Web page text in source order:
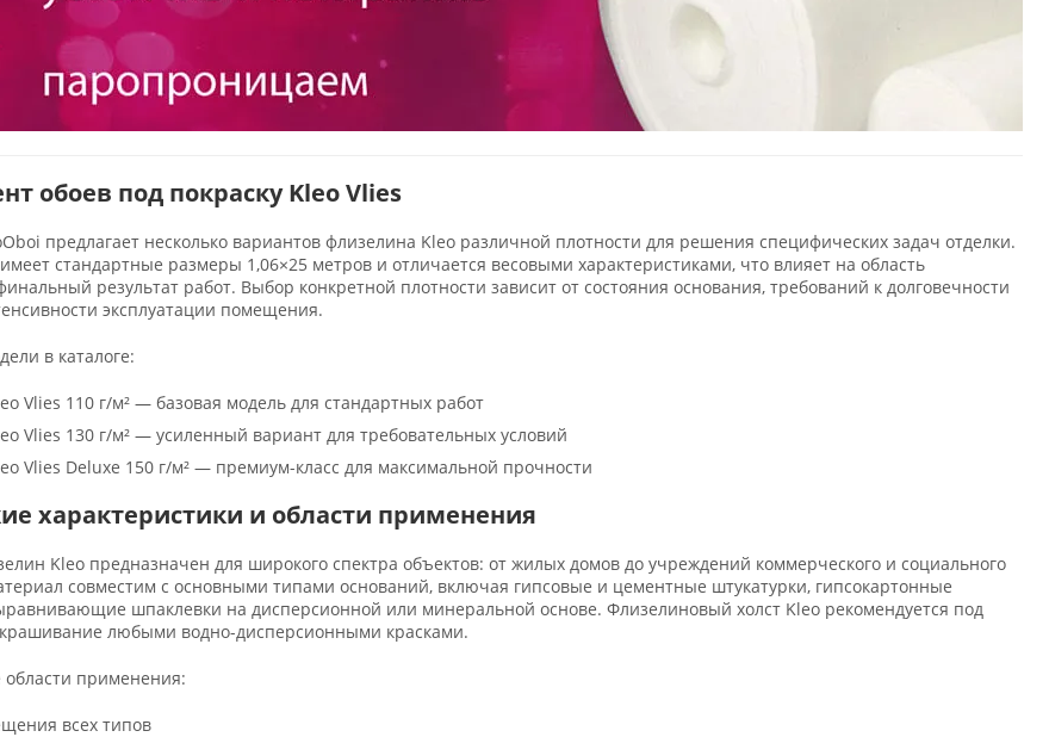
обоев под покраску Kleo Vlies
предлагает несколько вариантов флизелина Kleo различной плотности для решения специфических задач отделки.
стандартные размеры 1,06×25 метров и отличается весовыми характеристиками, что влияет на область
результат работ. Выбор конкретной плотности зависит от состояния основания, требований к долговечности
эксплуатации помещения.
в каталоге:
Vlies 110 г/м² — базовая модель для стандартных работ
Vlies 130 г/м² — усиленный вариант для требовательных условий
Vlies Deluxe 150 г/м² — премиум-класс для максимальной прочности
характеристики и области применения
Kleo предназначен для широкого спектра объектов: от жилых домов до учреждений коммерческого и социального
совместим с основными типами оснований, включая гипсовые и цементные штукатурки, гипсокартонные
шпаклевки на дисперсионной или минеральной основе. Флизелиновый холст Kleo рекомендуется под
любыми водно-дисперсионными красками.
применения:
всех типов